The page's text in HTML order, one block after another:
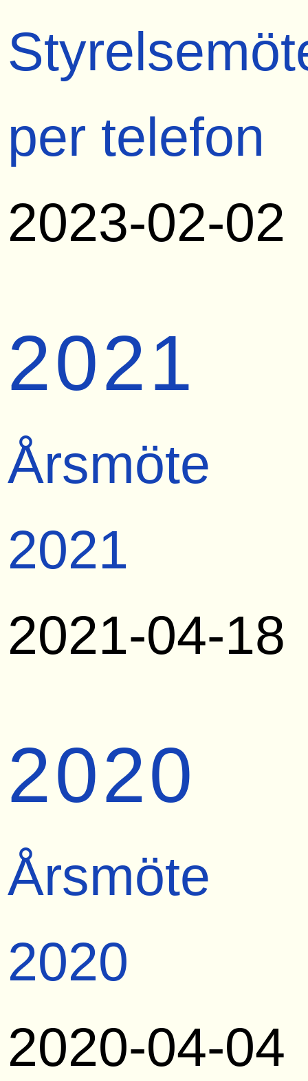
per telefon
2023-02-02
2021
Årsmöte
2021
2021-04-18
2020
Årsmöte
2020
2020-04-04